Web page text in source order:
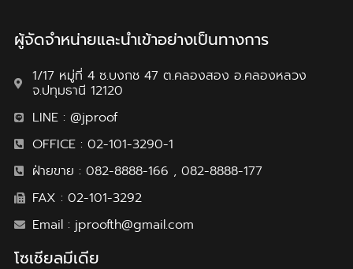
ผู้จัดจำหน่ายและนำเข้าอย่างเป็นทางการ
1/17 หมู่ที่ 4 ซ.บงกช 47 ต.คลองสอง อ.คลองหลวง
จ.ปทุมธานี 12120
LINE : @jproof
OFFICE : 02-101-3290-1
ฝ่ายขาย : 082-8888-166 , 082-8888-177
FAX : 02-101-3292
Email : jproofth@gmail.com
โซเชียลมีเดีย